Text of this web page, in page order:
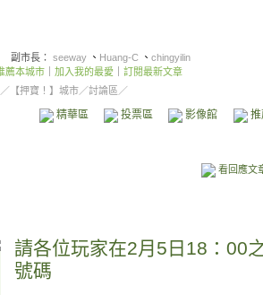
副市長： seeway 、 Huang-C 、 chingyilin
薦本城市 加入我的最愛
訂閱最新文章
／ 【押寶！】城市／討論區／
精華區 投票區 影像館
看回應文
請各位玩家在2月5日18：00
號碼